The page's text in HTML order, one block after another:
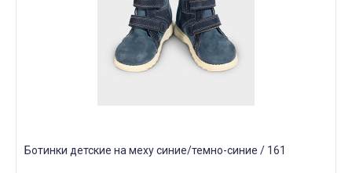
Ботинки детские на меху синие/темно-синие / 161